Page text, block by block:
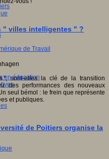
de Travail
en éducation
" villes intelligentes " ?
", sont-elles la clé de la transition
des performances des nouveaux
seul bémol : le frein que représente
et publiques.
de Poitiers organise la